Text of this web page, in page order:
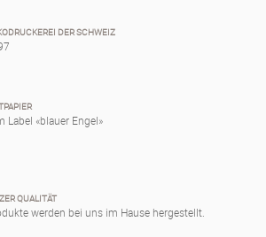
DER SCHWEIZ
Label «blauer Engel»
QUALITÄT
werden bei uns im Hause hergestellt.